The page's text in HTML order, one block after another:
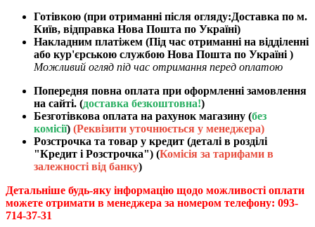
Готівкою (при отриманні після огляду:Доставка по м.
Київ, відправка Нова Пошта по Україні)
Накладним платіжем (Під час отриманні на відділенні
або кур'єрською службою Нова Пошта по Україні )
Можливий огляд під час отримання перед оплатою
Попередня повна оплата при оформленні замовлення
на сайті. (доставка безкоштовна!)
Безготівкова оплата на рахунок магазину (без
комісії) (Реквізити уточнюється у менеджера)
Розстрочка та товар у кредит (деталі в розділі
"Кредит і Розстрочка") (Комісія за тарифами в
залежності від банку)
Детальніше будь-яку інформацію щодо можливості оплати
можете отримати в менеджера за номером телефону: 093-
714-37-31